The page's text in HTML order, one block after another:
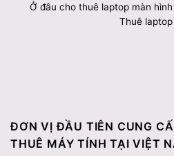
Ở đâu cho thuê laptop màn
Thuê
ĐƠN VỊ ĐẦU TIÊN CUNG
THUÊ MÁY TÍNH TẠI VIỆT